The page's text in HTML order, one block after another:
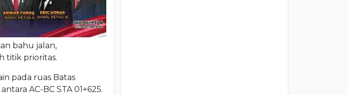
bahu jalan,
titik prioritas.
pada ruas Batas
AC-BC STA 01+625.